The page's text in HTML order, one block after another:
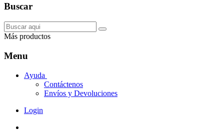
Buscar
Más productos
Menu
Ayuda
Contáctenos
Envíos y Devoluciones
Login